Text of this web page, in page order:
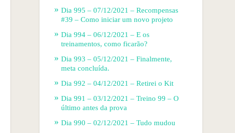
Dia 995 – 07/12/2021 – Recompensas
#39 – Como iniciar um novo projeto
Dia 994 – 06/12/2021 – E os
treinamentos, como ficarão?
Dia 993 – 05/12/2021 – Finalmente,
meta concluída.
Dia 992 – 04/12/2021 – Retirei o Kit
Dia 991 – 03/12/2021 – Treino 99 – O
último antes da prova
Dia 990 – 02/12/2021 – Tudo mudou